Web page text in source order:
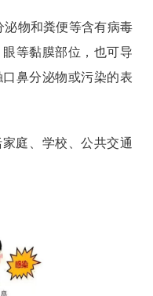
物和粪便等含有病毒
等黏膜部位，也可导
鼻分泌物或污染的表
庭、学校、公共交通